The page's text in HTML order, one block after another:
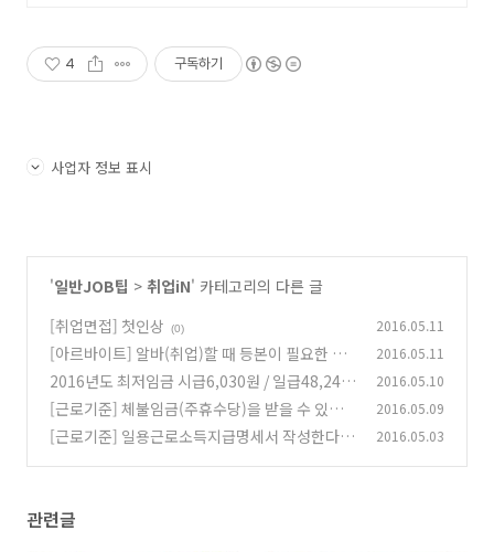
4 구독하기
사업자 정보 표시
'일반JOB팁 > 취업iN' 카테고리의 다른 글
[취업면접] 첫인상
(0) 2016.05.11
[아르바이트] 알바(취업)할 때 등본이 필요한 이
유 (0)
2016.05.11
2016년도 최저임금 시급6,030원 / 일급48,240
원 / 월급1,260,270원 ★ 2017년 최저임금(시
급)은?
(0)
2016.05.10
[근로기준] 체불임금(주휴수당)을 받을 수 있을
까요?
(0)
2016.05.09
[근로기준] 일용근로소득지급명세서 작성한다며
2016.05.03
관련글